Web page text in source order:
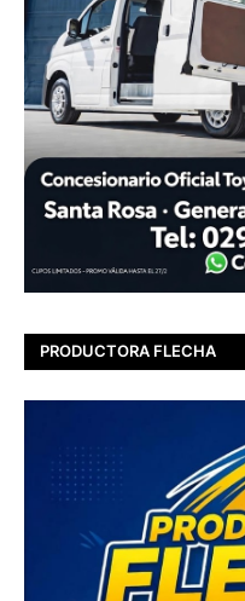
PRODUCTORA FLECHA